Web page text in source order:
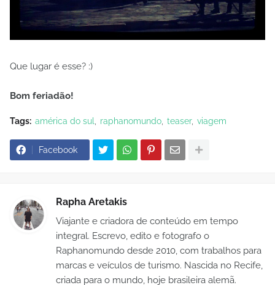
Que lugar é esse? :)
Bom feriadão!
Tags: américa do sul raphanomundo teaser viagem
Facebook
Rapha Aretakis
Viajante e criadora de conteúdo em tempo
integral. Escrevo, edito e fotografo o
Raphanomundo desde 2010, com trabalhos para
marcas e veículos de turismo. Nascida no Recife,
criada para o mundo, hoje brasileira alemã.